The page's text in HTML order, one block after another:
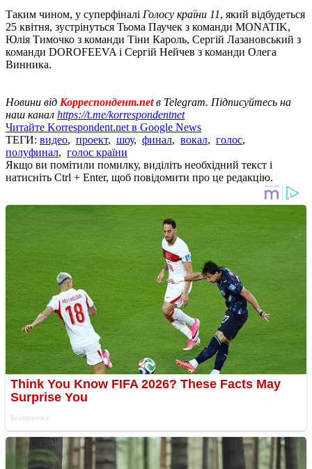
Таким чином, у суперфіналі Голосу країни 11, який відбудеться
25 квітня, зустрінуться Тьома Паучек з команди MONATIK,
Юлія Тимочко з команди Тіни Кароль, Сергій Лазановський з
команди DOROFEEVA і Сергій Нейчев з команди Олега
Винника.
Новини від Корреспондент.netв Telegram. Підписуйтесь на
наш канал https://t.me/korrespondentnet
Читайте Korrespondent.net в Google News
ТЕГИ: видео, проект, шоу, финал, вокал, голос,
полуфинал, голос країни
Якщо ви помітили помилку, виділіть необхідний текст і
натисніть Ctrl + Enter, щоб повідомити про це редакцію.